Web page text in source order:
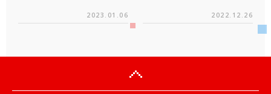
2023.01.06 2022.12.26